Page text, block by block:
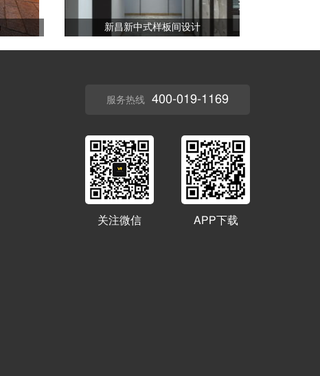
新昌新中式样板间设计
服务热线 400-019-1169
关注微信 APP下载